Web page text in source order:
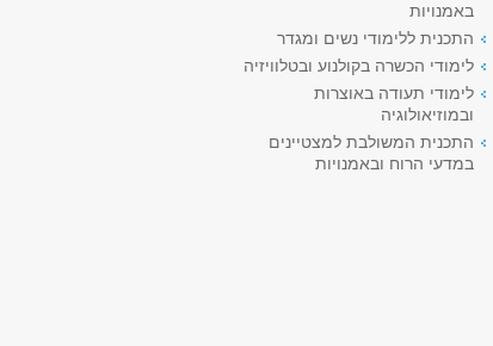
באמנויות
התכנית ללימודי נשים ומגדר
לימודי הכשרה בקולנוע ובטלוויזיה
לימודי תעודה באוצרות
ובמוזיאולוגיה
התכנית המשולבת למצטיינים
במדעי הרוח ובאמנויות